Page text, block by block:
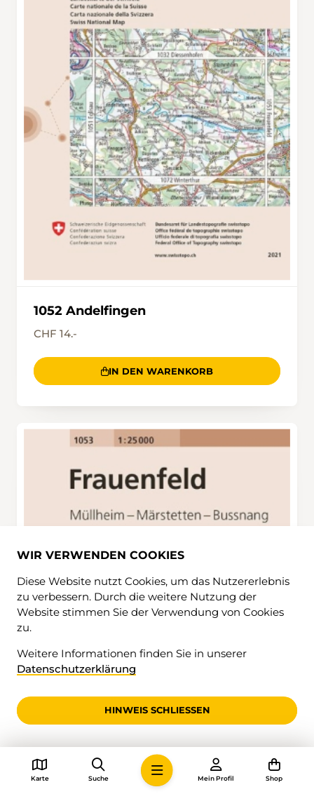
1052 Andelfingen
CHF 14.-
IN DEN WARENKORB
WIR VERWENDEN COOKIES
Diese Website nutzt Cookies, um das Nutzererlebnis
zu verbessern. Durch die weitere Nutzung der
Website stimmen Sie der Verwendung von Cookies
zu.
Weitere Informationen finden Sie in unserer
Datenschutzerklärung
HINWEIS SCHLIESSEN
Karte Suche Mein Profil Shop